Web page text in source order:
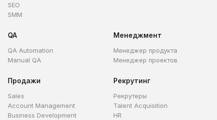
SEO
SMM
QA
QA Automation
Manual QA
Менеджмент
Менеджер продукта
Менеджер проектов
Продажи
Sales
Account Management
Business Development
Рекрутинг
Рекрутеры
Talent Acquisition
HR